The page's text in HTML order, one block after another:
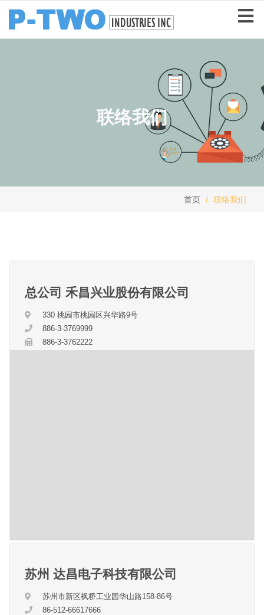
联络我们
首页 联络我们
总公司 禾昌兴业股份有限公司
330 桃园市桃园区兴华路9号
886-3-3769999
886-3-3762222
苏州 达昌电子科技有限公司
苏州市新区枫桥工业园华山路158-86号
86-512-66617666